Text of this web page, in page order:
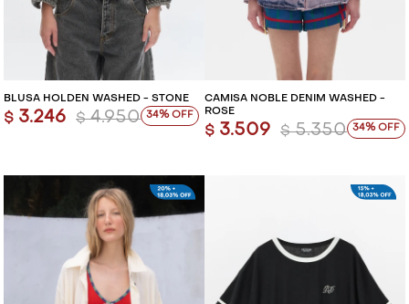
BLUSA HOLDEN WASHED - STONE
$ 3.246 $ 4.950 34
CAMISA NOBLE DENIM WASHED -
ROSE
$ 3.509 $ 5.350 34